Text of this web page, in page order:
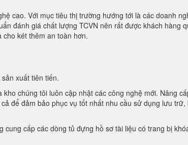
cao. Với mục tiêu thị trường hướng tới là các doanh
đánh giá chất lượng TCVN nên rất được khách hàng
két thêm an toàn hơn.
xuất tiên tiến.
chúng tôi luôn cập nhật các công nghệ mới. Nâng
để đảm bảo phục vụ tốt nhất nhu cầu sử dụng lưu
cấp các dòng tủ đựng hồ sơ tài liệu có trang bị